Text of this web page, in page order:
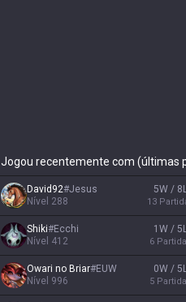
Jogou recentemente com (últimas
David92#Jesus
Nível 288
5W /
13
Shiki#Ecchi
Nível 412
1W /
6
Owari no Briar#EUW
Nível 996
0W /
5